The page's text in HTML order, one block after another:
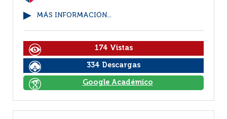
MÁS INFORMACIÓN...
174 Vistas
334 Descargas
Google Académico